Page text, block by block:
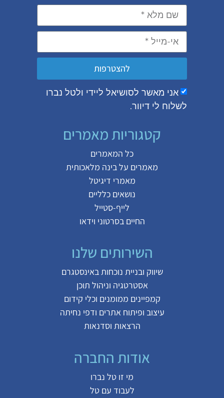
אני מאשר לסושיאל ליידי ולטל נברו
לשלוח לי דיוור.
להצטרפות
קטגוריות מאמרים
כל המאמרים
מאמרים עלבינה מלאכותית
מאמרי דיגיטל
נושאים כלליים
לייף-סטייל
החיים בסרטוני וידאו
השירותים שלנו
שיווק ובניית נוכחות באינסטגרם
אסטרטגיה וניהול תוכן
קמפיינים ממומנים וכלי קידום
עיצוב ופיתוח אתרים ודפי נחיתה
הרצאות וסדנאות
אודות החברה
מי זו טל נברו
לעבוד עם טל